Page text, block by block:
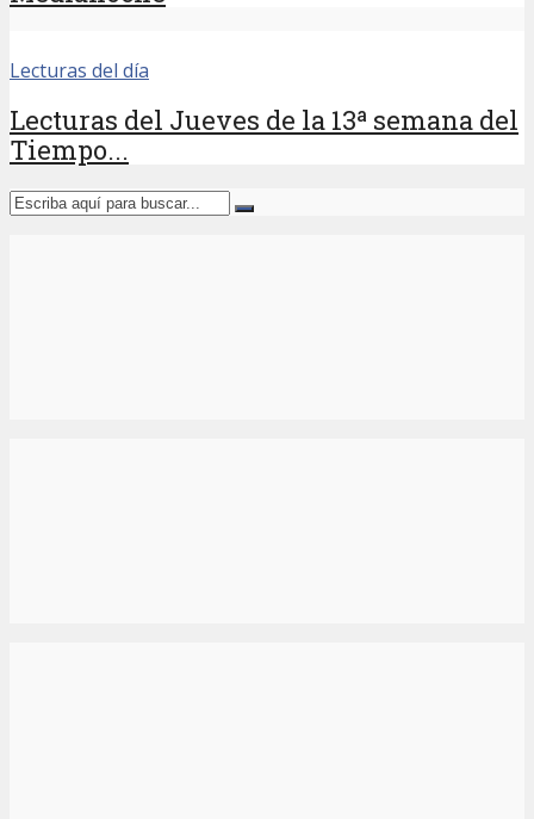
Lecturas del día
Lecturas del Jueves de la 13ª semana del
Tiempo...